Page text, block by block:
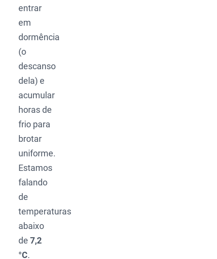
entrar
em
dormência
(o
descanso
dela) e
acumular
horas de
frio para
brotar
uniforme.
Estamos
falando
de
temperaturas
abaixo
de7,2
°C.